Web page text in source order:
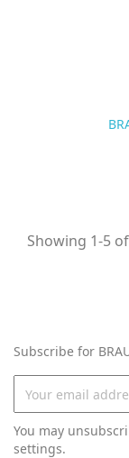
Showing 1-5
Subscribe for
You may
settings.